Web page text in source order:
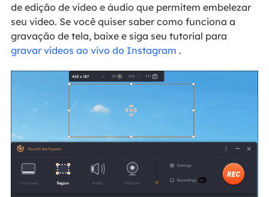
de edição de vídeo e áudio que permitem embelezar
seu vídeo. Se você quiser saber como funciona a
gravação de tela, baixe e siga seu tutorial para
gravar vídeos ao vivo do Instagram .